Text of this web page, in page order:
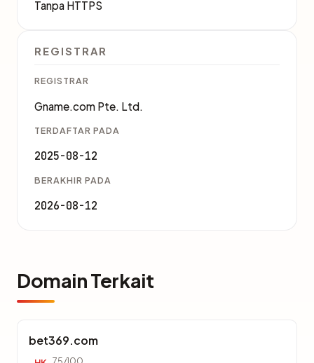
Tanpa HTTPS
REGISTRAR
REGISTRAR
Gname.com Pte. Ltd.
TERDAFTAR PADA
2025-08-12
BERAKHIR PADA
2026-08-12
Domain Terkait
bet369.com